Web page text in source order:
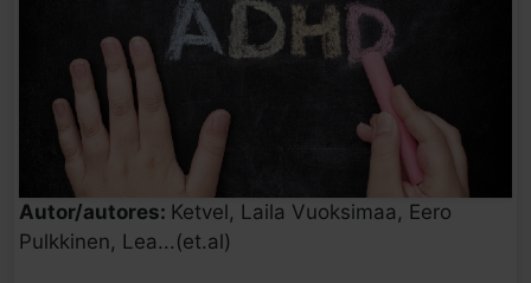
Autor/autores: Ketvel, Laila Vuoksimaa, Eero
Pulkkinen, Lea...(et.al)